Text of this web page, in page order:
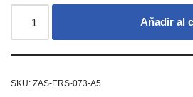
Añadir al
SKU: ZAS-ERS-073-A5